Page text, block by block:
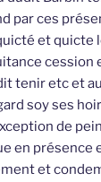
par ces
et quicte
tenir etc et
soy ses
de
en présence
et